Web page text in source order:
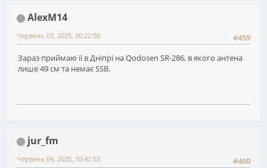
AlexM14
#459
Червень 03, 2025, 20:22:50
Зараз приймаю її в Дніпрі на Qodosen SR-286, в якого антена
лише 49 см та немає SSB.
jur_fm
#460
Червень 04, 2025, 10:42:53